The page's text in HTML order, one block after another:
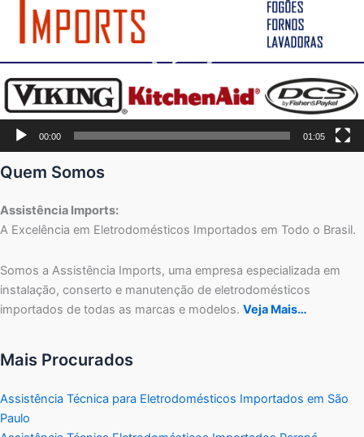
00:00 01:05
Quem Somos
Assistência Imports:
A Excelência em Eletrodomésticos Importados em Todo o Brasil.
Somos a Assistência Imports, uma empresa especializada em
instalação, conserto e manutenção de eletrodomésticos
importados de todas as marcas e modelos. Veja Mais…
Mais Procurados
Assistência Técnica para Eletrodomésticos Importados em São
Paulo